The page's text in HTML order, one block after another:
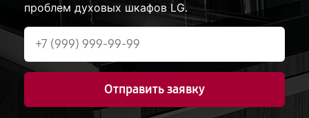
проблем духовых шкафов LG.
Отправить заявку